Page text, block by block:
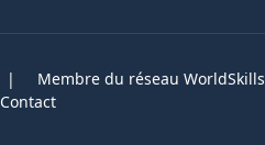
| Membre du réseau WorldSkills
Contact